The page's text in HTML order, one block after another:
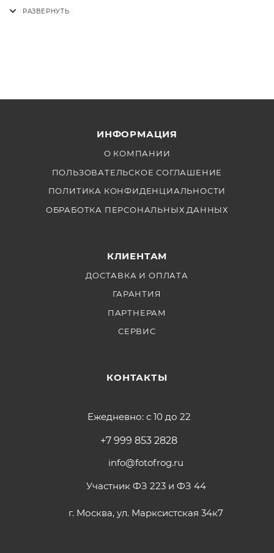
ИНФОРМАЦИЯ
О КОМПАНИИ
ПОЛЬЗОВАТЕЛЬСКОЕ СОГЛАШЕНИЕ
ПОЛИТИКА КОНФИДЕНЦИАЛЬНОСТИ
ОБРАБОТКА ПЕРСОНАЛЬНЫХ ДАННЫХ
КЛИЕНТАМ
ДОСТАВКА И ОПЛАТА
ГАРАНТИЯ
ПАРТНЕРАМ
СЕРВИС
КОНТАКТЫ
Ежедневно: с 10 до 22
+7 999 853 2828
info@fotofrog.ru
Участник ФЗ 223 и ФЗ 44
г. Москва, ул. Марксистская 34к7